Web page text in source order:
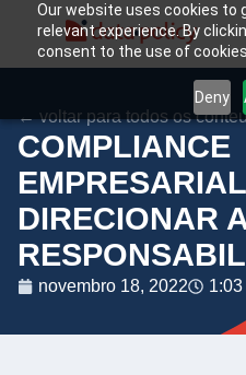
Our website uses cookies to
relevant experience. By
consent to the use of
Deny
← voltar para todos os
COMPLIANCE
DIRECIONAR
novembro 18, 2022